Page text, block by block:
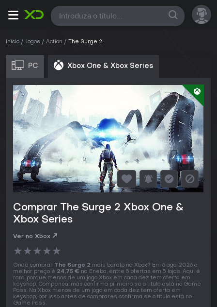
Todas
Início Jogos Action The Surge 2
PC Xbox One & Xbox Series
Comprar The Surge 2 Xbox One &
Xbox Series
Ver no Xbox
★★★★★
Onde comprar The Surge 2 mais barato na Xbox? Em 6 ago. 2026 o
melhor preço é 24,75 € na Eneba, entre 5 ofertas em 5 lojas. Aqui é
raro, porque menos de um jogo Xbox em cada dez tem oferta em
keyshop. Compensa, mas confirma primeiro se o título está no Game
Pass. Na Xbox menos de um jogo em cada dez tem oferta em
keyshop, por isso antes de comprares confirma se o título está no
Game Pass.